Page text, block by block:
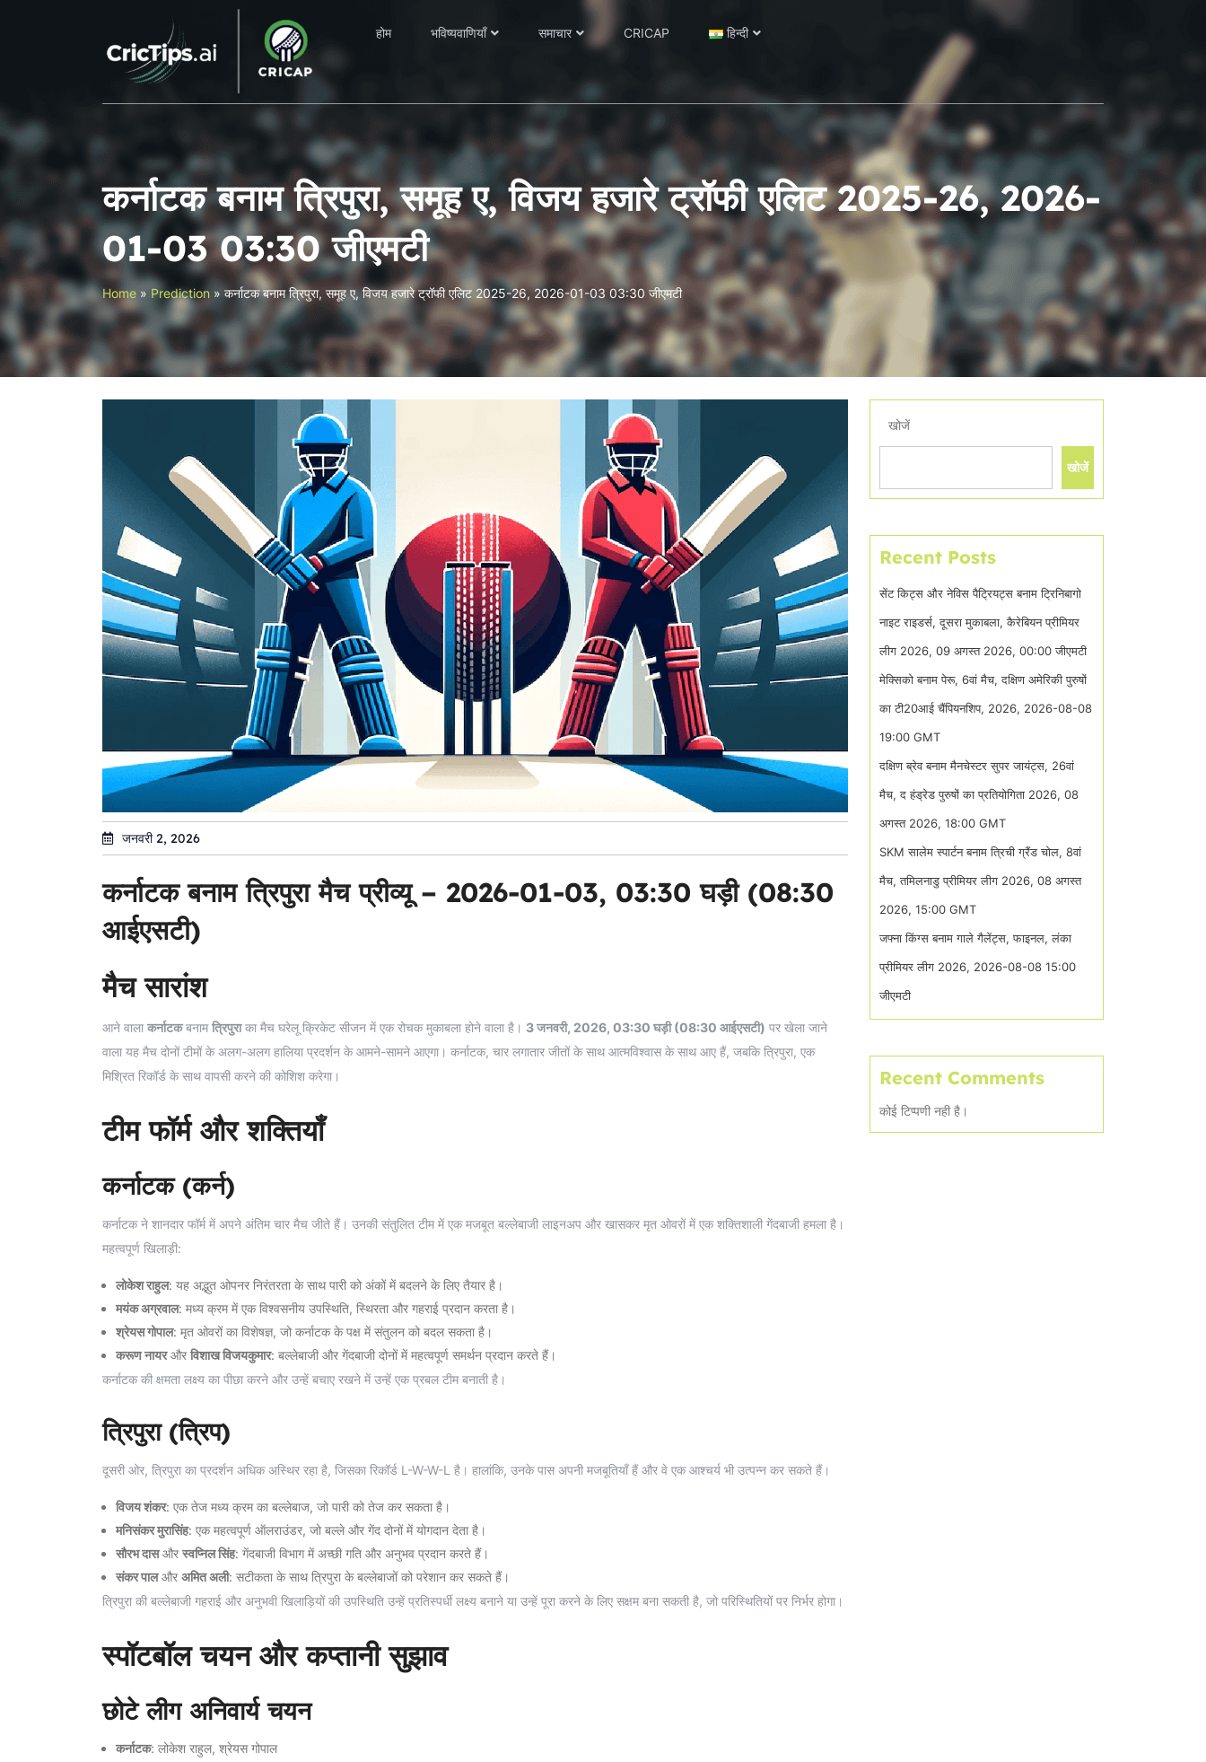
होम भविष्यवाणियाँ समाचार CRICAP हिन्दी
कर्नाटक बनाम त्रिपुरा, समूह ए, विजय हजारे ट्रॉफी एलिट 2025-26, 2026-
01-03 03:30 जीएमटी
Home » Prediction »कर्नाटक बनाम त्रिपुरा, समूह ए, विजय हजारे ट्रॉफी एलिट 2025-26, 2026-01-03 03:30 जीएमटी
जनवरी 2, 2026
कर्नाटक बनाम त्रिपुरा मैच प्रीव्यू – 2026-01-03, 03:30 घड़ी (08:30
आईएसटी)
मैच सारांश
आने वाला कर्नाटकबनामत्रिपुराका मैच घरेलू क्रिकेट सीजन में एक रोचक मुकाबला होने वाला है। 3 जनवरी, 2026, 03:30 घड़ी (08:30 आईएसटी) पर खेला जाने
वाला यह मैच दोनों टीमों के अलग-अलग हालिया प्रदर्शन के आमने-सामने आएगा। कर्नाटक, चार लगातार जीतों के साथ आत्मविश्वास के साथ आए हैं, जबकि त्रिपुरा, एक
मिश्रित रिकॉर्ड के साथ वापसी करने की कोशिश करेगा।
टीम फॉर्म और शक्तियाँ
कर्नाटक (कर्न)
कर्नाटक ने शानदार फॉर्म में अपने अंतिम चार मैच जीते हैं। उनकी संतुलित टीम में एक मजबूत बल्लेबाजी लाइनअप और खासकर मृत ओवरों में एक शक्तिशाली गेंदबाजी हमला है।
महत्वपूर्ण खिलाड़ी:
लोकेश राहुल: यह अद्भुत ओपनर निरंतरता के साथ पारी को अंकों में बदलने के लिए तैयार है।
मयंक अग्रवाल: मध्य क्रम में एक विश्वसनीय उपस्थिति, स्थिरता और गहराई प्रदान करता है।
श्रेयस गोपाल: मृत ओवरों का विशेषज्ञ, जो कर्नाटक के पक्ष में संतुलन को बदल सकता है।
करूण नायरऔर विशाख विजयकुमार: बल्लेबाजी और गेंदबाजी दोनों में महत्वपूर्ण समर्थन प्रदान करते हैं।
कर्नाटक की क्षमता लक्ष्य का पीछा करने और उन्हें बचाए रखने में उन्हें एक प्रबल टीम बनाती है।
त्रिपुरा (त्रिप)
दूसरी ओर, त्रिपुरा का प्रदर्शन अधिक अस्थिर रहा है, जिसका रिकॉर्ड L-W-W-L है। हालांकि, उनके पास अपनी मजबूतियाँ हैं और वे एक आश्चर्य भी उत्पन्न कर सकते हैं।
विजय शंकर: एक तेज मध्य क्रम का बल्लेबाज, जो पारी को तेज कर सकता है।
मनिसंकर मुरासिंह: एक महत्वपूर्ण ऑलराउंडर, जो बल्ले और गेंद दोनों में योगदान देता है।
सौरभ दासऔर स्वप्निल सिंह: गेंदबाजी विभाग में अच्छी गति और अनुभव प्रदान करते हैं।
संकर पालऔर अमित अली: सटीकता के साथ त्रिपुरा के बल्लेबाजों को परेशान कर सकते हैं।
त्रिपुरा की बल्लेबाजी गहराई और अनुभवी खिलाड़ियों की उपस्थिति उन्हें प्रतिस्पर्धी लक्ष्य बनाने या उन्हें पूरा करने के लिए सक्षम बना सकती है, जो परिस्थितियों पर निर्भर होगा।
स्पॉटबॉल चयन और कप्तानी सुझाव
छोटे लीग अनिवार्य चयन
कर्नाटक: लोकेश राहुल, श्रेयस गोपाल
खोजें
खोजें
Recent Posts
सेंट किट्स और नेविस पैट्रियट्स बनाम ट्रिनिबागो
नाइट राइडर्स, दूसरा मुकाबला, कैरेबियन प्रीमियर
लीग 2026, 09 अगस्त 2026, 00:00 जीएमटी
मेक्सिको बनाम पेरू, 6वां मैच, दक्षिण अमेरिकी पुरुषों
का टी20आई चैंपियनशिप, 2026, 2026-08-08
19:00 GMT
दक्षिण ब्रेव बनाम मैनचेस्टर सुपर जायंट्स, 26वां
मैच, द हंड्रेड पुरुषों का प्रतियोगिता 2026, 08
अगस्त 2026, 18:00 GMT
SKM सालेम स्पार्टन बनाम त्रिची ग्रैंड चोल, 8वां
मैच, तमिलनाडु प्रीमियर लीग 2026, 08 अगस्त
2026, 15:00 GMT
जफ्ना किंग्स बनाम गाले गैलेंट्स, फाइनल, लंका
प्रीमियर लीग 2026, 2026-08-08 15:00
जीएमटी
Recent Comments
कोई टिप्पणी नही है।